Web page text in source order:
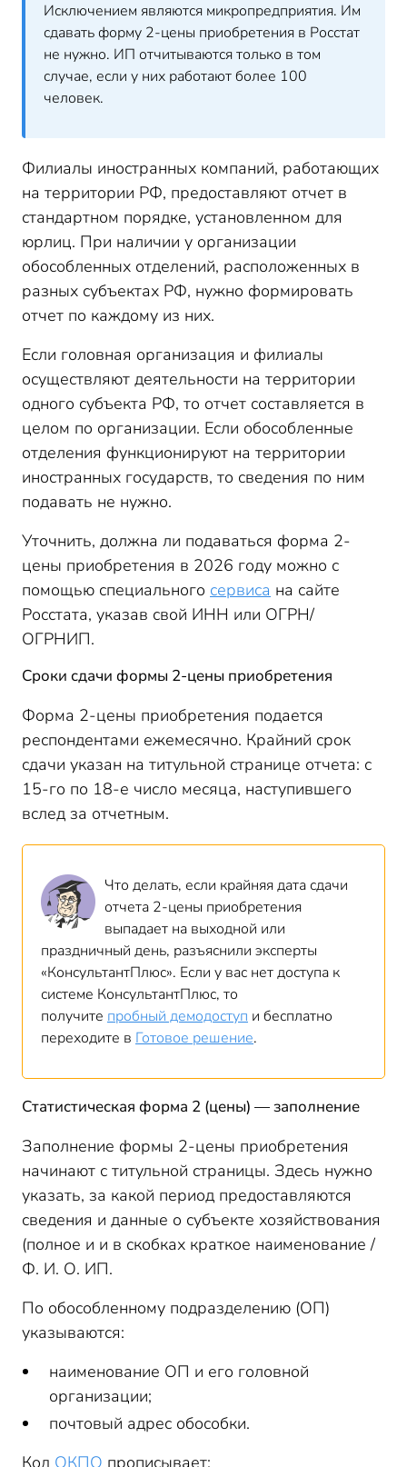
Исключением являются микропредприятия. Им
сдавать форму 2-цены приобретения в Росстат
не нужно. ИП отчитываются только в том
случае, если у них работают более 100
человек.
Филиалы иностранных компаний, работающих
на территории РФ, предоставляют отчет в
стандартном порядке, установленном для
юрлиц. При наличии у организации
обособленных отделений, расположенных в
разных субъектах РФ, нужно формировать
отчет по каждому из них.
Если головная организация и филиалы
осуществляют деятельности на территории
одного субъекта РФ, то отчет составляется в
целом по организации. Если обособленные
отделения функционируют на территории
иностранных государств, то сведения по ним
подавать не нужно.
Уточнить, должна ли подаваться форма 2-
цены приобретения в 2026 году можно с
помощью специального сервиса на сайте
Росстата, указав свой ИНН или ОГРН/
ОГРНИП.
Сроки сдачи формы 2-цены приобретения
Форма 2-цены приобретения подается
респондентами ежемесячно. Крайний срок
сдачи указан на титульной странице отчета: с
15-го по 18-е число месяца, наступившего
вслед за отчетным.
Что делать, если крайняя дата сдачи
отчета 2-цены приобретения
выпадает на выходной или
праздничный день, разъяснили эксперты
«КонсультантПлюс». Если у вас нет доступа к
системе КонсультантПлюс, то
получите пробный демодоступ и бесплатно
переходите в Готовое решение.
Статистическая форма 2 (цены) — заполнение
Заполнение формы 2-цены приобретения
начинают с титульной страницы. Здесь нужно
указать, за какой период предоставляются
сведения и данные о субъекте хозяйствования
(полное и и в скобках краткое наименование /
Ф. И. О. ИП.
По обособленному подразделению (ОП)
указываются:
наименование ОП и его головной
организации;
почтовый адрес обособки.
Код ОКПО прописывает: